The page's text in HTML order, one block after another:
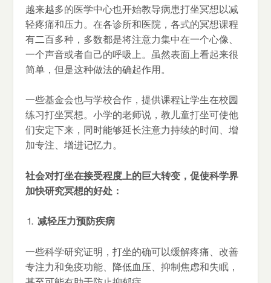
越来越多的医学中心也开始教导病患打坐冥想以减
轻疼痛和压力。在各诊所和医院，各式的冥想课程
有二百多种，多数都是将注意力集中在一个心像、
一个声音或者自己的呼吸上。虽然表面上看起来很
简单，但是这种做法的确起作用。
一些基金会也与学校合作，提供课程让学生在校园
练习打坐冥想。小学的老师说，教儿童打坐可使他
们安定下来，同时能够延长注意力持续的时间、增
加专注、增进记忆力。
社会对打坐在接受程度上的巨大转变，促使科学界
加快研究冥想的好处：
⒈减轻压力预防疾病
一些科学研究证明，打坐的确可以缓解疼痛、改善
专注力和免疫功能、降低血压、抑制焦虑和失眠，